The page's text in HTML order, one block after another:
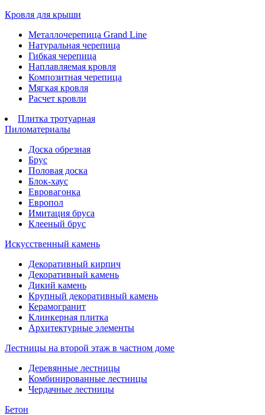
Кровля для крыши
Металлочерепица Grand Line
Натуральная черепица
Гибкая черепица
Наплавляемая кровля
Композитная черепица
Мягкая кровля
Расчет кровли
Плитка тротуарная
Пиломатериалы
Доска обрезная
Брус
Половая доска
Блок-хаус
Евровагонка
Европол
Имитация бруса
Клееный брус
Искусственный камень
Декоративный кирпич
Декоративный камень
Дикий камень
Крупный декоративный камень
Керамогранит
Клинкерная плитка
Архитектурные элементы
Лестницы на второй этаж в частном доме
Деревянные лестницы
Комбинированные лестницы
Чердачные лестницы
Бетон